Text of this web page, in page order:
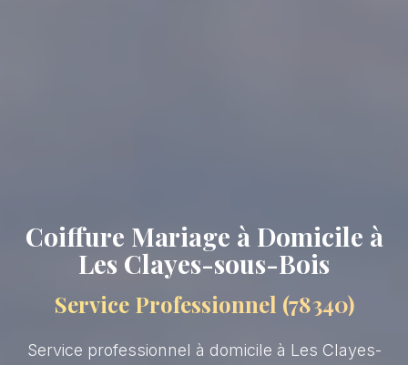
Coiffure Mariage à Domicile à
Les Clayes-sous-Bois
Service Professionnel (78340)
Service professionnel à domicile à Les Clayes-